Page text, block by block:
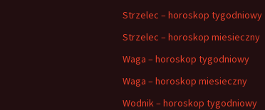
Strzelec – horoskop tygodniowy
Strzelec – horoskop miesieczny
Waga – horoskop tygodniowy
Waga – horoskop miesieczny
Wodnik – horoskop tygodniowy